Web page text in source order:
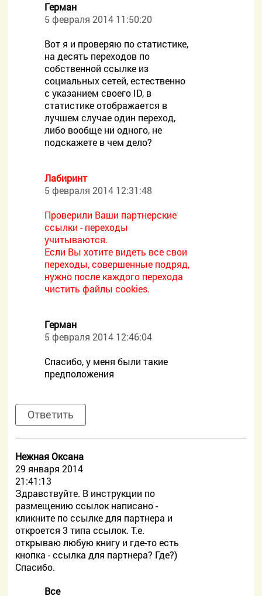
Герман
5 февраля 2014 11:50:20
Вот я и проверяю по статистике,
на десять переходов по
собственной ссылке из
социальных сетей, естественно
с указанием своего ID, в
статистике отображается в
лучшем случае один переход,
либо вообще ни одного, не
подскажете в чем дело?
Лабиринт
5 февраля 2014 12:31:48
Проверили Ваши партнерские
ссылки - переходы
учитываются.
Если Вы хотите видеть все свои
переходы, совершенные подряд,
нужно после каждого перехода
чистить файлы cookies.
Герман
5 февраля 2014 12:46:04
Спасибо, у меня были такие
предположения
Ответить
Нежная Оксана
29 января 2014
21:41:13
Здравствуйте. В инструкции по
размещению ссылок написано -
кликните по ссылке для партнера и
откроется 3 типа ссылок. Т.е.
открываю любую книгу и где-то есть
кнопка - ссылка для партнера? Где?)
Спасибо.
Все